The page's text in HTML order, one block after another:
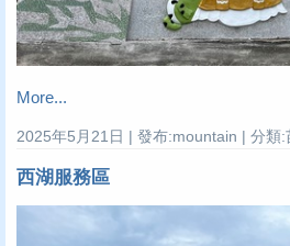
More...
2025年5月21日 | 發布:mountain | 分類:
西湖服務區